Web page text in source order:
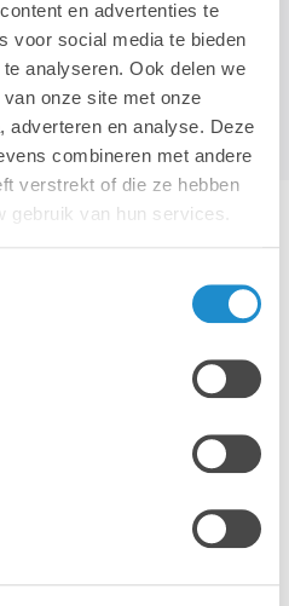
en advertenties te
voor social media te bieden
analyseren. Ook delen we
onze site met onze
adverteren en analyse. Deze
combineren met andere
verstrekt of die ze hebben
gebruik van hun services.
iedere end-point in je IT
op end-point
Met de AI technologie
wordt